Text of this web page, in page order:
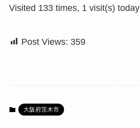
Visited 133 times, 1 visit(s) today
Post Views: 359
大阪府茨木市